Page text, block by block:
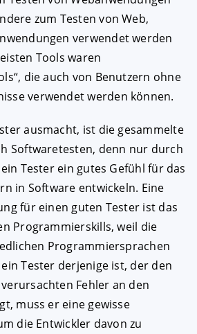
zum Testen von Web,
verwendet werden
Tools waren
die auch von Benutzern ohne
verwendet werden können.
ausmacht, ist die gesammelte
Softwaretesten, denn nur durch
Tester ein gutes Gefühl für das
in Software entwickeln. Eine
für einen guten Tester ist das
Programmierskills, weil die
Programmiersprachen
Tester derjenige ist, der den
Fehler an den
muss er eine gewisse
die Entwickler davon zu